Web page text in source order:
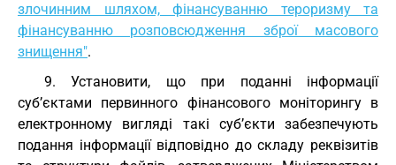
злочинним шляхом, фінансуванню тероризму та
фінансуванню розповсюдження зброї масового
знищення".
9. Установити, що при поданні інформації
суб’єктами первинного фінансового моніторингу в
електронному вигляді такі суб’єкти забезпечують
подання інформації відповідно до складу реквізитів